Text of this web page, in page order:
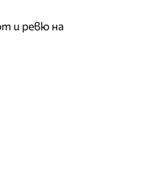
и ревю на